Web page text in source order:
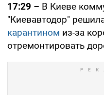
17:29 – В Киеве
"Киевавтодор"
карантином из-за
отремонтировать